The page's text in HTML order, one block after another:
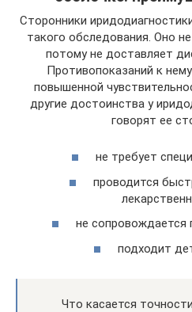
Сторонники
такого обследования. Оно
потому не доставляет
Противопоказаний к
повышенной
другие достоинства у
говорят ее
не требует
проводится
не
подходит
Что касается